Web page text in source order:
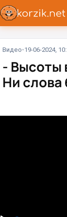
Видео 19-06-2024,
- Высоты
Ни